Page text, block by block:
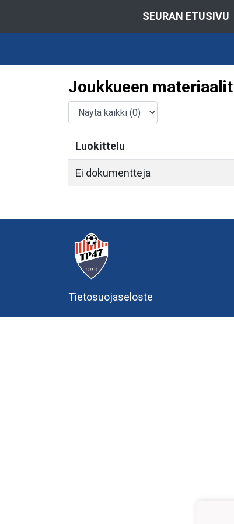
SEURAN ETUSIVU
Joukkueen materiaalit
Luokittelu
Ei dokumentteja
Tietosuojaseloste